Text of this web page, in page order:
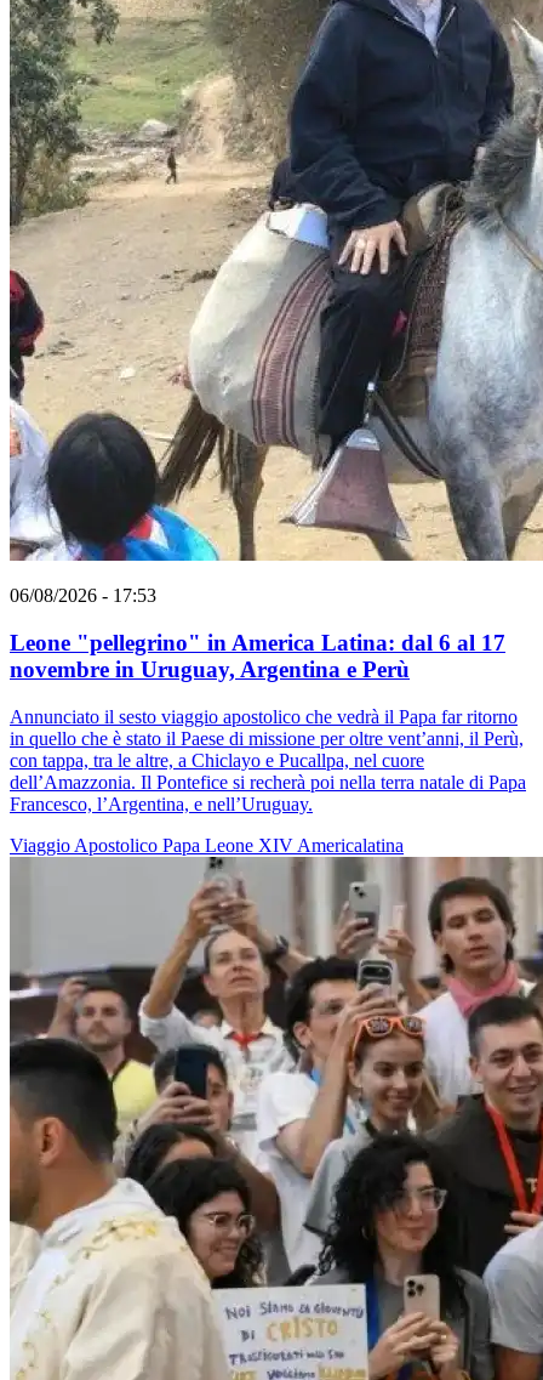
06/08/2026 - 17:53
Leone "pellegrino" in America Latina: dal 6 al 17
novembre in Uruguay, Argentina e Perù
Annunciato il sesto viaggio apostolico che vedrà il Papa far ritorno
in quello che è stato il Paese di missione per oltre vent’anni, il Perù,
con tappa, tra le altre, a Chiclayo e Pucallpa, nel cuore
dell’Amazzonia. Il Pontefice si recherà poi nella terra natale di Papa
Francesco, l’Argentina, e nell’Uruguay.
Viaggio Apostolico Papa Leone XIV Americalatina